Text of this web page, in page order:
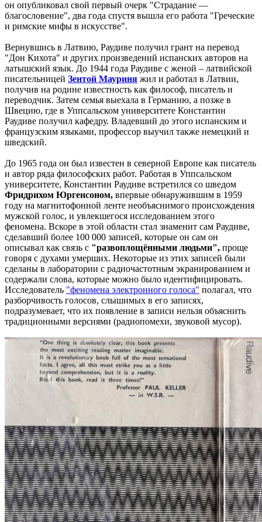
он опубликовал свой первый очерк "Страдание —
благословение", два года спустя вышла его работа "Греческие
и римские мифы в искусстве".
Вернувшись в Латвию, Раудиве получил грант на перевод
"Дон Кихота" и других произведений испанских авторов на
латышский язык. До 1944 года Раудиве с женой – латвийской
писательницей Зентой Мауриня жил и работал в Латвии,
получив на родине известность как философ, писатель и
переводчик. Затем семья выехала в Германию, а позже в
Швецию, где в Уппсальском университете Константин
Раудиве получил кафедру. Владевший до этого испанским и
французским языками, профессор выучил также немецкий и
шведский.
До 1965 года он был известен в северной Европе как писатель
и автор ряда философских работ. Работая в Уппсальском
университете, Константин Раудиве встретился со шведом
Фридрихом Юргенсоном, впервые обнаружившим в 1959
году на магнитофонной ленте необъяснимого происхождения
мужской голос, и увлекшегося исследованием этого
феномена. Вскоре в этой области стал знаменит сам Раудиве,
сделавший более 100 000 записей, которые он сам он
описывал как связь с "развоплощёнными людьми", проще
говоря с духами умерших. Некоторые из этих записей были
сделаны в лаборатории с радиочастотным экранированием и
содержали слова, которые можно было идентифицировать.
Исследователь "феномена электронного голоса" полагал, что
разборчивость голосов, слышимых в его записях,
подразумевает, что их появление в записи нельзя объяснить
традиционными версиями (радиопомехи, звуковой мусор).